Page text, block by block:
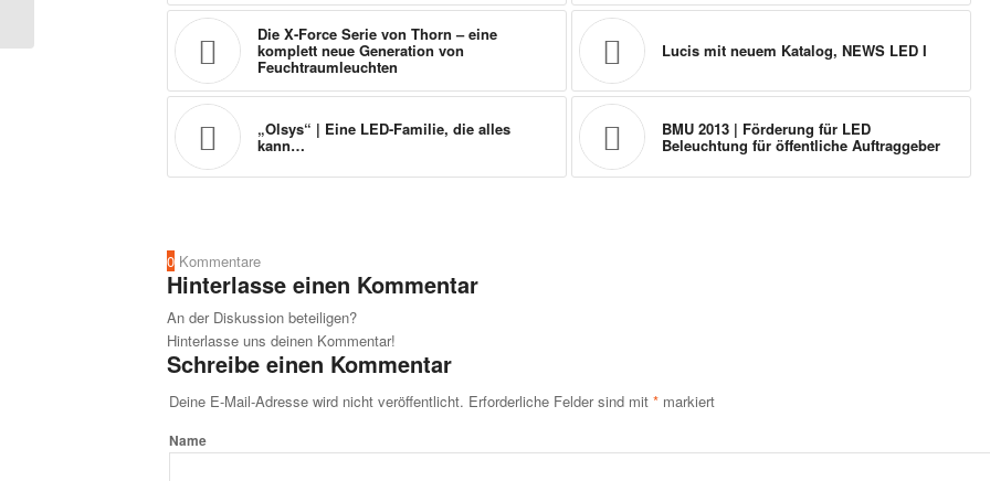
Die X-Force Serie von Thorn – eine
komplett neue Generation von
Feuchtraumleuchten
Lucis mit neuem Katalog, NEWS LED I
„Olsys“ | Eine LED-Familie, die alles
kann…
BMU 2013 | Förderung für LED
Beleuchtung für öffentliche Auftraggeber
0 Kommentare
Hinterlasse einen Kommentar
An der Diskussion beteiligen?
Hinterlasse uns deinen Kommentar!
Schreibe einen Kommentar
Deine E-Mail-Adresse wird nicht veröffentlicht. Erforderliche Felder sind mit *markiert
Name